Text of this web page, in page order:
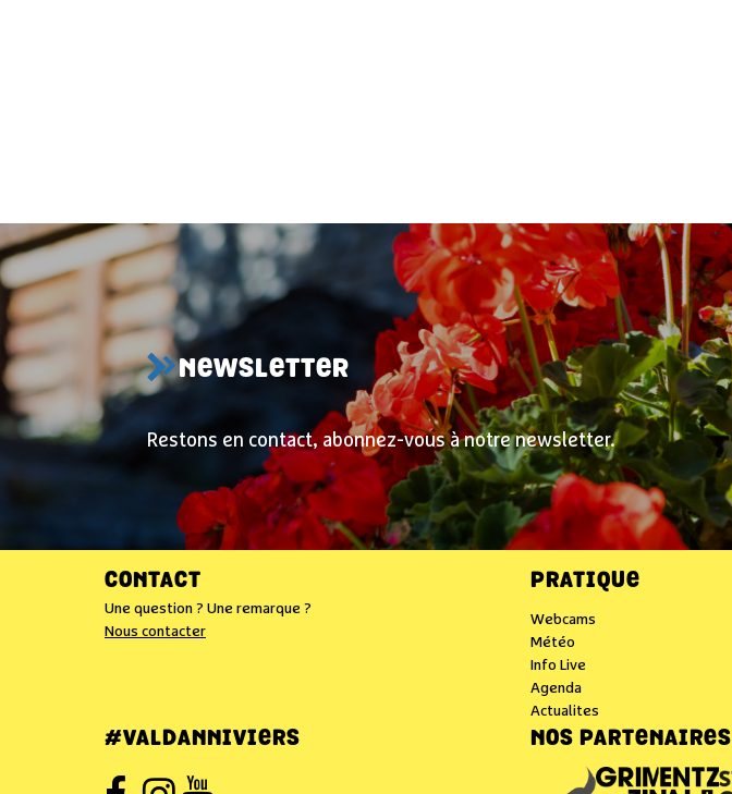
NEWSLETTER
Restons en contact, abonnez-vous à notre newsletter.
CONTACT
Une question ? Une remarque ?
Nous contacter
PRATIQUE
Webcams
Météo
Info Live
Agenda
Actualites
#VALDANNIVIERS NOS PARTENAIRES